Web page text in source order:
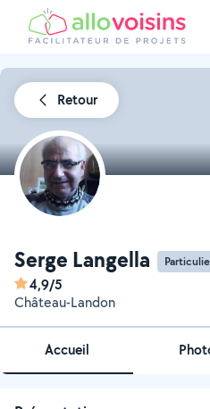
Retour
Serge Langella
4,9/5
Château-Landon
Accueil